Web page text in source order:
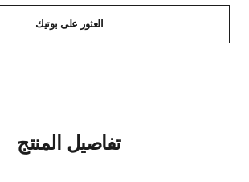
العثور على بوتيك
تفاصيل المنتج